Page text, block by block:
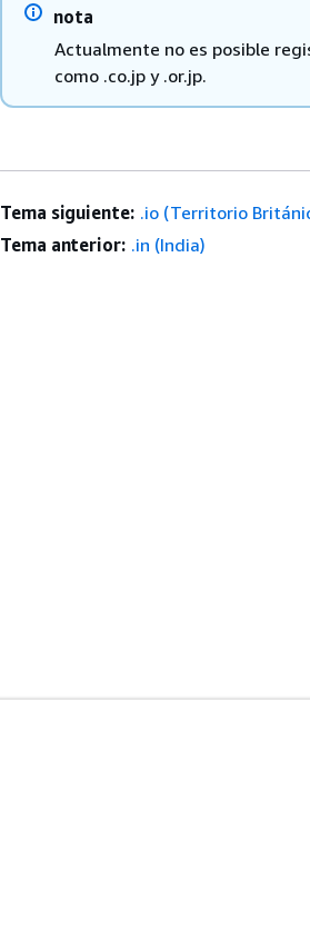
nota
Actualmente no es posible
como .co.jp y .or.jp.
Tema siguiente: .io (Territorio
Tema anterior: .in (India)